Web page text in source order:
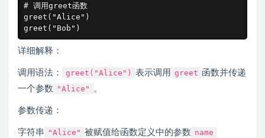
# 调用greet函数
greet("Alice")
greet("Bob")
详细解释：
调用语法： greet("Alice") 表示调用 greet 函数并传递
一个参数 "Alice" 。
参数传递：
字符串 "Alice" 被赋值给函数定义中的参数 name